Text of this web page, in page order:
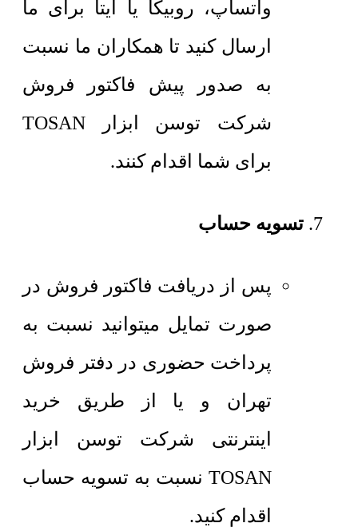
واتساپ، روبیکا یا ایتا برای ما
ارسال کنید تا همکاران ما نسبت
به صدور پیش فاکتور فروش
شرکت توسن ابزار TOSAN
برای شما اقدام کنند.
تسویه حساب
پس از دریافت فاکتور فروش در
صورت تمایل میتوانید نسبت به
پرداخت حضوری در دفتر فروش
تهران و یا از طریق خرید
اینترنتی شرکت توسن ابزار
TOSAN نسبت به تسویه حساب
اقدام کنید.